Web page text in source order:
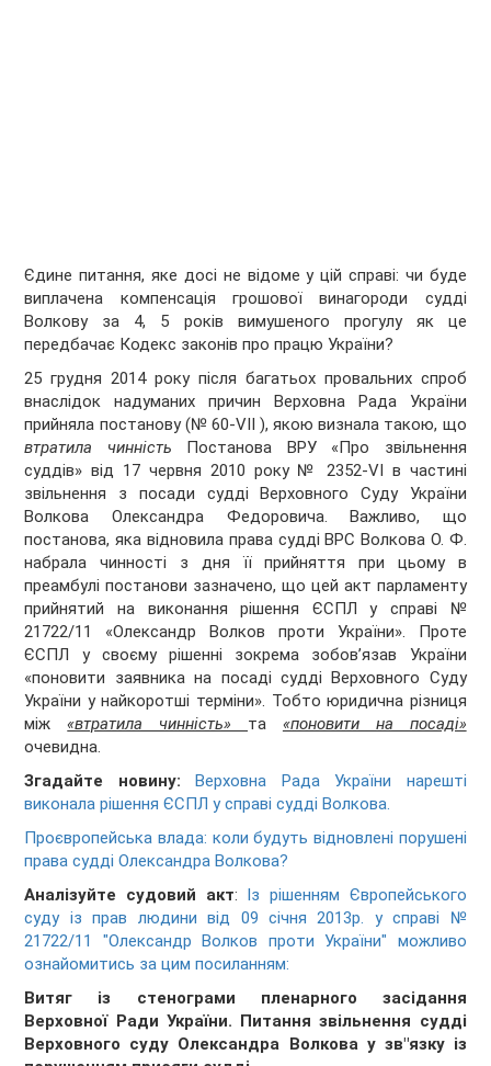
Єдине питання, яке досі не відоме у цій справі: чи буде
виплачена компенсація грошової винагороди судді
Волкову за 4, 5 років вимушеного прогулу як це
передбачає Кодекс законів про працю України?
25 грудня 2014 року після багатьох провальних спроб
внаслідок надуманих причин Верховна Рада України
прийняла постанову (№ 60-VII ), якою визнала такою, що
втратила чинність Постанова ВРУ «Про звільнення
суддів» від 17 червня 2010 року № 2352-VI в частині
звільнення з посади судді Верховного Суду України
Волкова Олександра Федоровича. Важливо, що
постанова, яка відновила права судді ВРС Волкова О. Ф.
набрала чинності з дня її прийняття при цьому в
преамбулі постанови зазначено, що цей акт парламенту
прийнятий на виконання рішення ЄСПЛ у справі №
21722/11 «Олександр Волков проти України». Проте
ЄСПЛ у своєму рішенні зокрема зобов’язав України
«поновити заявника на посаді судді Верховного Суду
України у найкоротші терміни». Тобто юридична різниця
між«втратила чинність» та «поновити на посаді»
очевидна.
Згадайте новину:
Верховна Рада України нарешті
виконала рішення ЄСПЛ у справі судді Волкова.
Проєвропейська влада: коли будуть відновлені порушені
права судді Олександра Волкова?
Аналізуйте судовий акт: Із рішенням Європейського
суду із прав людини від 09 січня 2013р. у справі №
21722/11 "Олександр Волков проти України" можливо
ознайомитись за цим посиланням:
Витяг із стенограми пленарного засідання
Верховної Ради України. Питання звільнення судді
Верховного суду Олександра Волкова у зв"язку із